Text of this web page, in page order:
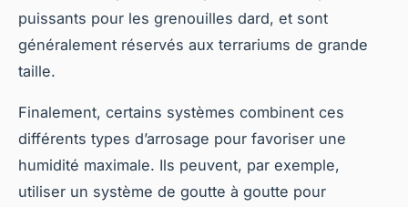
puissants pour les grenouilles dard, et sont
généralement réservés aux terrariums de grande
taille.
Finalement, certains systèmes combinent ces
différents types d’arrosage pour favoriser une
humidité maximale. Ils peuvent, par exemple,
utiliser un système de goutte à goutte pour